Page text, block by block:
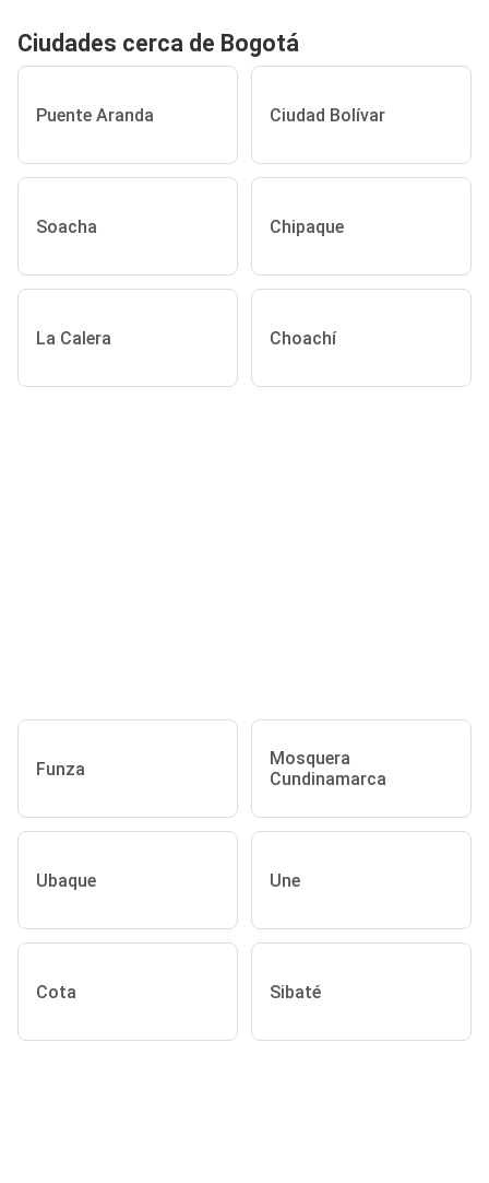
Ciudades cerca de Bogotá
Puente Aranda Ciudad Bolívar
Soacha Chipaque
La Calera Choachí
Funza
Mosquera
Cundinamarca
Ubaque Une
Cota Sibaté